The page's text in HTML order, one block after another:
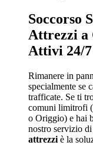
Soccorso
Attrezzi a
Attivi 24/7
Rimanere in
specialmente se
trafficate. Se ti
comuni limitrofi
o Origgio) e hai
nostro servizio di
attrezzi è la